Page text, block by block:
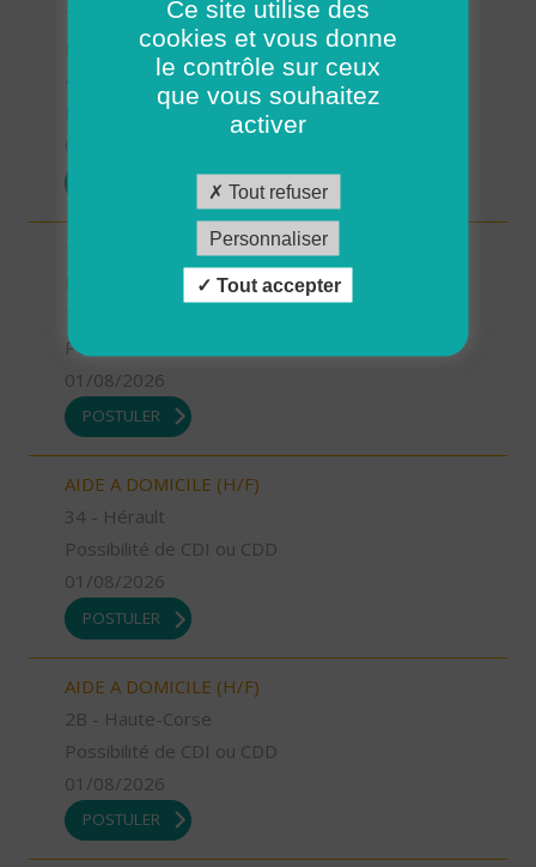
TECHNICIEN D’INTERVENTION SOCIALE ET
FAMILIALE (H/F)
40 - Landes
Possibilité de CDI ou CDD
TECHNICIEN D’INTERVENTION SOCIALE ET
FAMILIALE (H/F)
Possibilité de CDI ou CDD
01/08/2026
POSTULER
AIDE A DOMICILE (H/F)
34 - Hérault
Possibilité de CDI ou CDD
01/08/2026
POSTULER
AIDE A DOMICILE (H/F)
2B - Haute-Corse
Possibilité de CDI ou CDD
01/08/2026
POSTULER
Ce site utilise des
cookies et vous donne
le contrôle sur ceux
que vous souhaitez
activer
Tout refuser
Personnaliser
Tout accepter